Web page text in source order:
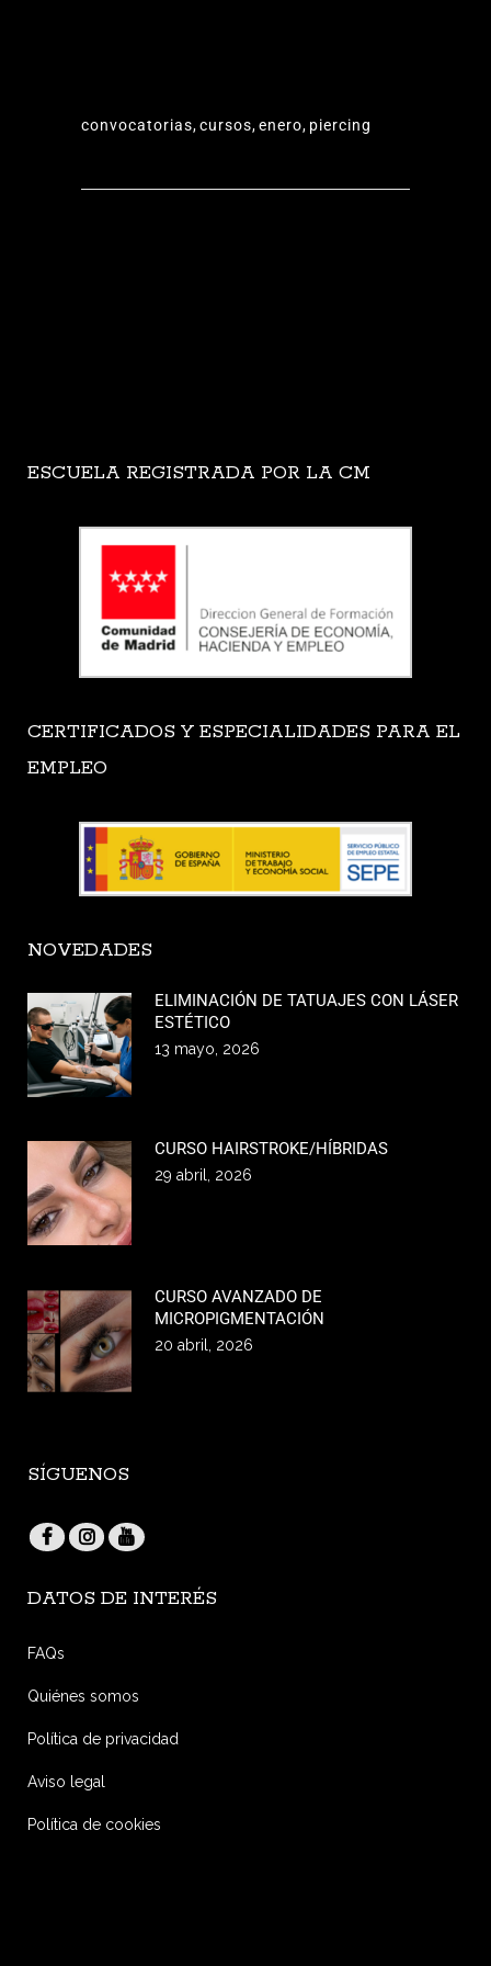
convocatorias,cursos,enero, piercing
ESCUELA REGISTRADA POR LA CM
CERTIFICADOS Y ESPECIALIDADES PARA EL
EMPLEO
NOVEDADES
ELIMINACIÓN DE TATUAJES CON LÁSER
ESTÉTICO
13 mayo, 2026
CURSO HAIRSTROKE/HÍBRIDAS
29 abril, 2026
CURSO AVANZADO DE
MICROPIGMENTACIÓN
20 abril, 2026
SÍGUENOS
DATOS DE INTERÉS
FAQs
Quiénes somos
Política de privacidad
Aviso legal
Política de cookies